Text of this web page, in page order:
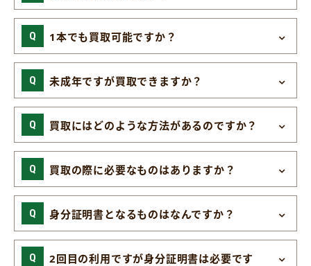
1本でも買取可能ですか？
未成年ですが買取できますか？
買取にはどのような方法があるのですか？
買取の際に必要なものはありますか？
身分証明書となるものはなんですか？
2回目の利用ですが身分証明書は必要です